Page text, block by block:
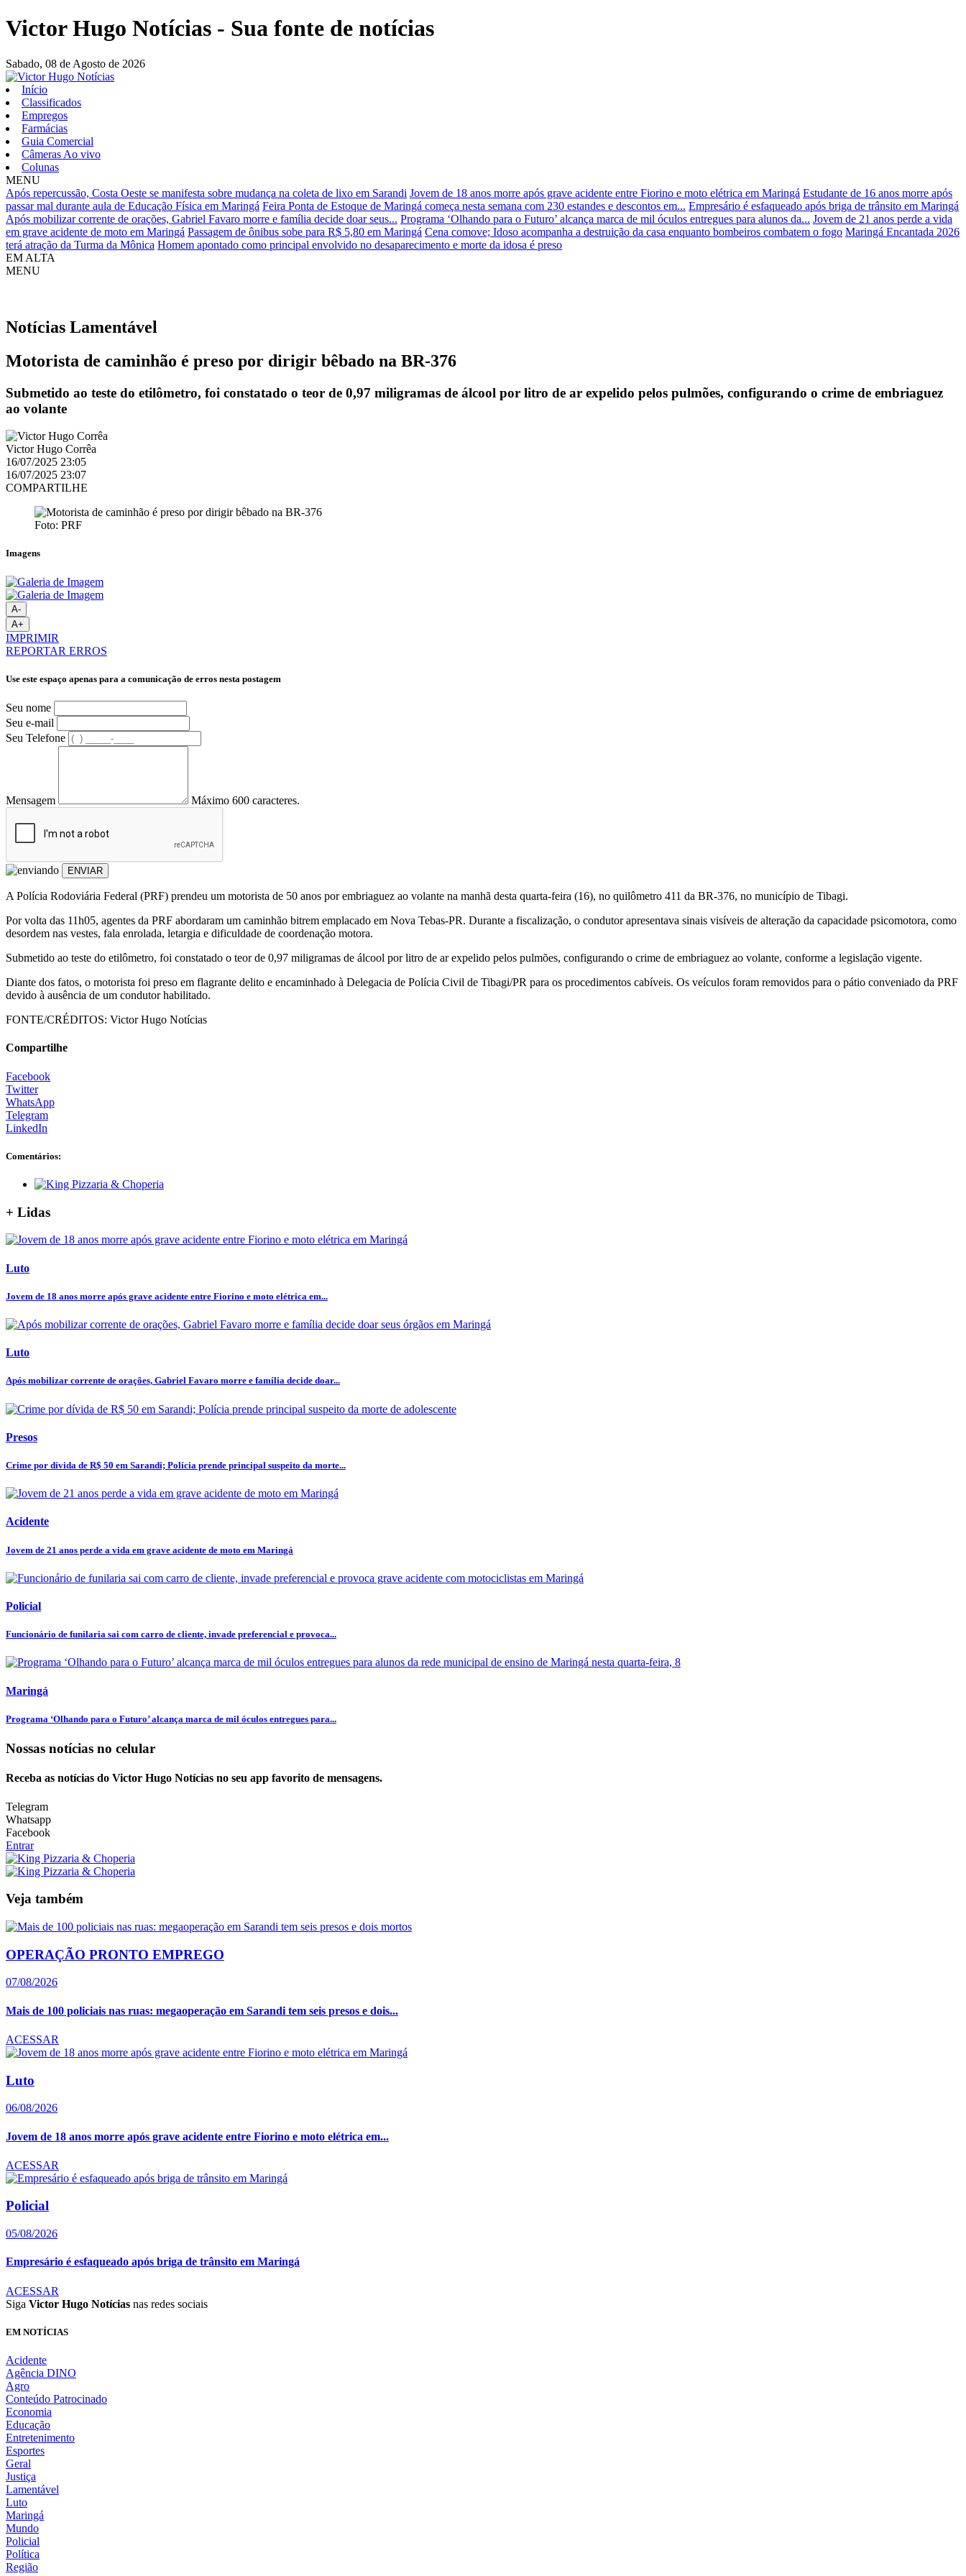
Victor Hugo Notícias - Sua fonte de notícias
Sabado, 08 de Agosto de 2026
Início
Classificados
Empregos
Farmácias
Guia Comercial
Câmeras Ao vivo
Colunas
MENU
Após repercussão, Costa Oeste se manifesta sobre mudança na coleta de lixo em Sarandi Jovem de 18 anos morre após grave acidente entre Fiorino e moto elétrica em Maringá Estudante de 16 anos morre após
passar mal durante aula de Educação Física em Maringá Feira Ponta de Estoque de Maringá começa nesta semana com 230 estandes e descontos em... Empresário é esfaqueado após briga de trânsito em Maringá
Após mobilizar corrente de orações, Gabriel Favaro morre e família decide doar seus... Programa ‘Olhando para o Futuro’ alcança marca de mil óculos entregues para alunos da... Jovem de 21 anos perde a vida
em grave acidente de moto em Maringá Passagem de ônibus sobe para R$ 5,80 em Maringá Cena comove; Idoso acompanha a destruição da casa enquanto bombeiros combatem o fogo Maringá Encantada 2026
terá atração da Turma da Mônica Homem apontado como principal envolvido no desaparecimento e morte da idosa é preso
EM ALTA
MENU
Notícias Lamentável
Motorista de caminhão é preso por dirigir bêbado na BR-376
Submetido ao teste do etilômetro, foi constatado o teor de 0,97 miligramas de álcool por litro de ar expelido pelos pulmões, configurando o crime de embriaguez
ao volante
Victor Hugo Corrêa
16/07/2025 23:05
16/07/2025 23:07
COMPARTILHE
Foto: PRF
Imagens
A-
A+
IMPRIMIR
REPORTAR ERROS
Use este espaço apenas para a comunicação de erros nesta postagem
Seu nome
Seu e-mail
Seu Telefone
Mensagem Máximo 600 caracteres.
ENVIAR
A Polícia Rodoviária Federal (PRF) prendeu um motorista de 50 anos por embriaguez ao volante na manhã desta quarta-feira (16), no quilômetro 411 da BR-376, no município de Tibagi.
Por volta das 11h05, agentes da PRF abordaram um caminhão bitrem emplacado em Nova Tebas-PR. Durante a fiscalização, o condutor apresentava sinais visíveis de alteração da capacidade psicomotora, como
desordem nas vestes, fala enrolada, letargia e dificuldade de coordenação motora.
Submetido ao teste do etilômetro, foi constatado o teor de 0,97 miligramas de álcool por litro de ar expelido pelos pulmões, configurando o crime de embriaguez ao volante, conforme a legislação vigente.
Diante dos fatos, o motorista foi preso em flagrante delito e encaminhado à Delegacia de Polícia Civil de Tibagi/PR para os procedimentos cabíveis. Os veículos foram removidos para o pátio conveniado da PRF
devido à ausência de um condutor habilitado.
FONTE/CRÉDITOS: Victor Hugo Notícias
Compartilhe
Facebook
Twitter
WhatsApp
Telegram
LinkedIn
Comentários:
+ Lidas
Luto
Jovem de 18 anos morre após grave acidente entre Fiorino e moto elétrica em...
Luto
Após mobilizar corrente de orações, Gabriel Favaro morre e família decide doar...
Presos
Crime por dívida de R$ 50 em Sarandi; Polícia prende principal suspeito da morte...
Acidente
Jovem de 21 anos perde a vida em grave acidente de moto em Maringá
Policial
Funcionário de funilaria sai com carro de cliente, invade preferencial e provoca...
Maringá
Programa ‘Olhando para o Futuro’ alcança marca de mil óculos entregues para...
Nossas notícias no celular
Receba as notícias do Victor Hugo Notícias no seu app favorito de mensagens.
Telegram
Whatsapp
Facebook
Entrar
Veja também
OPERAÇÃO PRONTO EMPREGO
07/08/2026
Mais de 100 policiais nas ruas: megaoperação em Sarandi tem seis presos e dois...
ACESSAR
Luto
06/08/2026
Jovem de 18 anos morre após grave acidente entre Fiorino e moto elétrica em...
ACESSAR
Policial
05/08/2026
Empresário é esfaqueado após briga de trânsito em Maringá
ACESSAR
Siga Victor Hugo Notícias nas redes sociais
EM NOTÍCIAS
Acidente
Agência DINO
Agro
Conteúdo Patrocinado
Economia
Educação
Entretenimento
Esportes
Geral
Justiça
Lamentável
Luto
Maringá
Mundo
Policial
Política
Região